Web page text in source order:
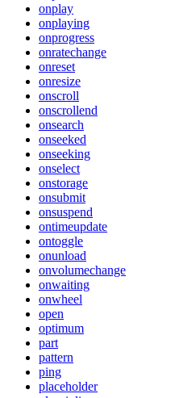
onplay
onplaying
onprogress
onratechange
onreset
onresize
onscroll
onscrollend
onsearch
onseeked
onseeking
onselect
onstorage
onsubmit
onsuspend
ontimeupdate
ontoggle
onunload
onvolumechange
onwaiting
onwheel
open
optimum
part
pattern
ping
placeholder